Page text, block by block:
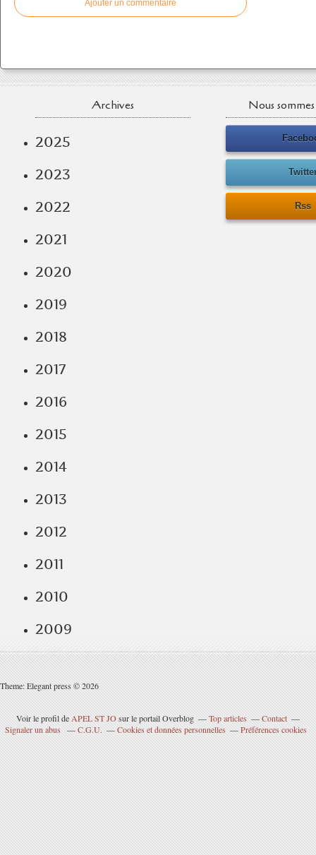
Ajouter un commentaire
Archives
2025
2023
2022
2021
2020
2019
2018
2017
2016
2015
2014
2013
2012
2011
2010
2009
Nous
Rss
Theme: Elegant press © 2026
Voir le profil de APEL ST JOsur le portail Overblog Top articles
Contact
Signaler un abus
C.G.U. Cookies et données personnelles Préférences cookies